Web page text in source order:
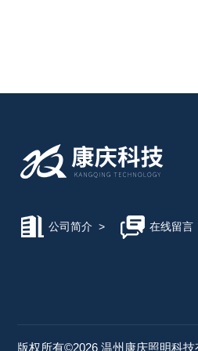
公司简介 > 在线留言
版权所有©2026 温州康庆照明科